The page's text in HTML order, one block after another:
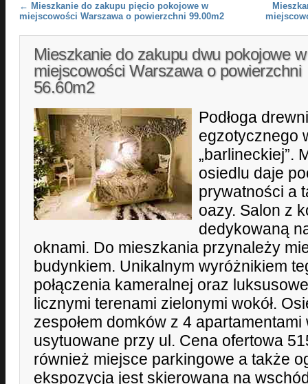
Post navigation
← Mieszkanie do zakupu pięcio pokojowe w
miejscowości Warszawa o powierzchni 99.00m2
Mieszkanie do zakupu dwu pokojowe w
miejscowości Warszawa o powierzchni
56.60m2
Podłoga
egzotycznego
„barlineckiej”.
osiedlu daje
prywatności a
oazy. Salon z
dedykowaną
oknami. Do mieszkania przynależy
budynkiem. Unikalnym wyróżnikiem
połączenia kameralnej oraz
licznymi terenami zielonymi wokół.
zespołem domków z 4
usytuowane przy ul. Cena ofertowa
również miejsce parkingowe a także
ekspozycja jest skierowana na